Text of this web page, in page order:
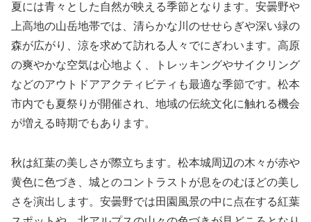
夏には青々とした自然が映える季節となります。安曇野や
上高地の山岳地帯では、清らかな川のせせらぎや深い緑の
森が広がり、涼を求めて訪れる人々でにぎわいます。高原
の爽やかな空気は心地よく、トレッキングやサイクリング
などのアウトドアアクティビティも最適な季節です。松本
市内でも夏祭りが開催され、地域の伝統文化に触れる機会
が増える時期でもあります。
秋は紅葉の美しさが際立ちます。松本城周辺の木々が赤や
黄色に色づき、城とのコントラストが息をのむほどの美し
さを演出します。安曇野では田園風景の中に点在する紅葉